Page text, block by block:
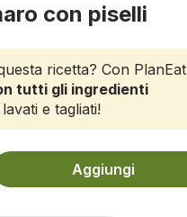
con piselli
ricetta? Con PlanEat
tutti gli ingredienti
e tagliati!
Aggiungi